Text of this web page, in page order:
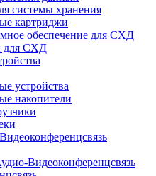
системы хранения
картриджи
обеспечение для СХД
для СХД
устройства
накопители
Видеоконференцсвязь